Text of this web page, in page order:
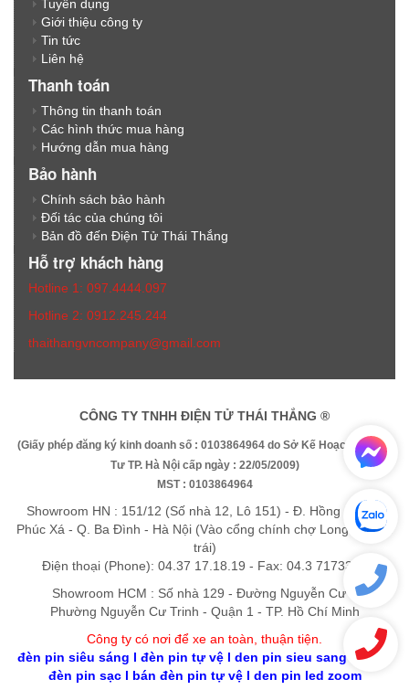
Tuyển dụng
Giới thiệu công ty
Tin tức
Liên hệ
Thanh toán
Thông tin thanh toán
Các hình thức mua hàng
Hướng dẫn mua hàng
Bảo hành
Chính sách bảo hành
Đối tác của chúng tôi
Bản đồ đến Điện Tử Thái Thắng
Hỗ trợ khách hàng
Hotline 1: 097.4444.097
Hotline 2: 0912.245.244
thaithangvncompany@gmail.com
CÔNG TY TNHH ĐIỆN TỬ THÁI THẮNG ®
(Giấy phép đăng ký kinh doanh số : 0103864964 do Sở Kế Hoạch Và Đầu
Tư TP. Hà Nội cấp ngày : 22/05/2009)
MST : 0103864964
Showroom HN : 151/12 (Số nhà 12, Lô 151) - Đ. Hồng Hà - P.
Phúc Xá - Q. Ba Đình - Hà Nội (Vào cổng chính chợ Long Biên rẽ
trái)
Điện thoại (Phone): 04.37 17.18.19 - Fax: 04.3 7173325
Showroom HCM : Số nhà 129 - Đường Nguyễn Cư Trinh -
Phường Nguyễn Cư Trinh - Quận 1 - TP. Hồ Chí Minh
Công ty có nơi để xe an toàn, thuận tiện
đèn pin siêu sáng l đèn pin tự vệl den pin sieu sang gia re
đèn pin sạcl bán đèn pin tự vệl den pin led zoom